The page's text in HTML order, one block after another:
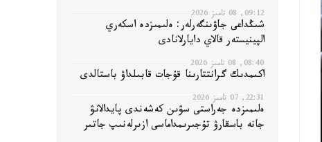
09:12, 08 تامىز 2026
شىڭداعى جاۋىنگەرلەر: ەلىمىزدە اسكەري
الپينيستەر قالاي دايارلانادى
08:40, 08 تامىز 2026
اكىمدىك گرانتتارىنا قۇجات قابىلداۋ باستالدى
22:31, 07 تامىز 2026
ەلىمىزدە جەراستى سۋىن كەشەندى پايدالانۋ
جانە باسقارۋ تۇجىرىمداماسى ازىرلەنىپ جاتىر